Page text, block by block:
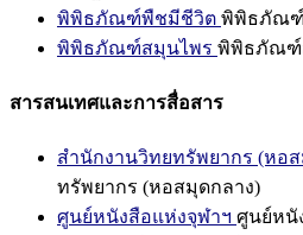
พิพิธภัณฑ์พืชมีชีวิต พิพิธภัณ
พิพิธภัณฑ์สมุนไพร พิพิธภัณฑ์
สารสนเทศและการสื่อสาร
สำนักงานวิทยทรัพยากร (หอ
ทรัพยากร (หอสมุดกลาง)
ศูนย์หนังสือแห่งจุฬาฯ ศูนย์หนั